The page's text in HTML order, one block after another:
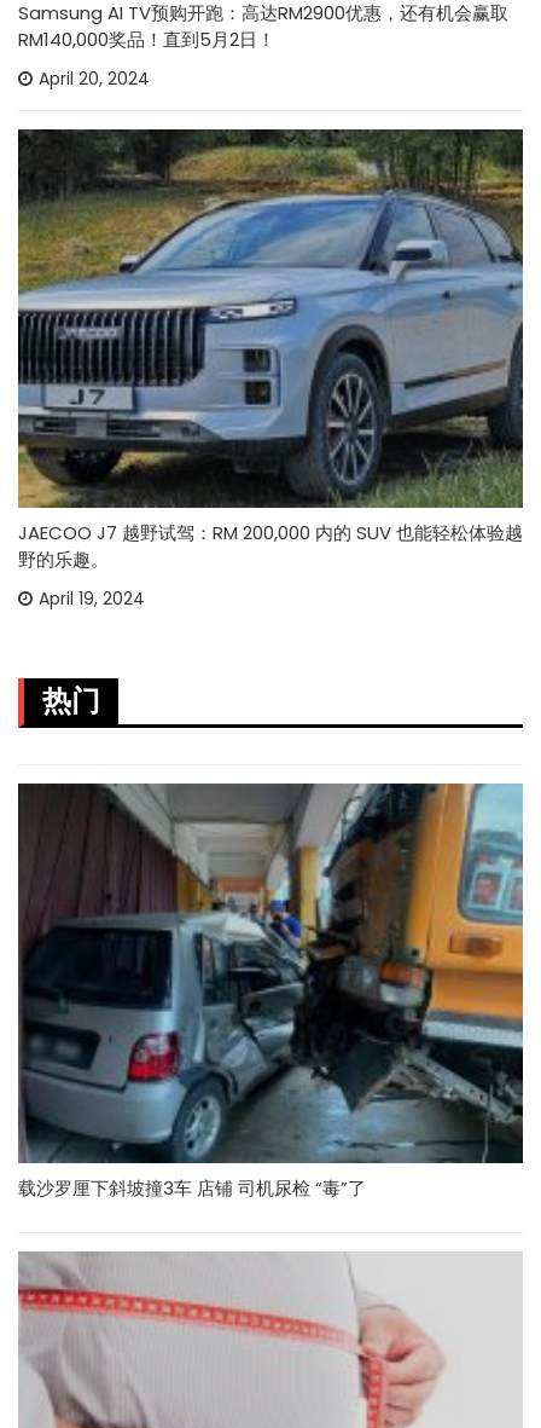
Samsung AI TV预购开跑：高达RM2900优惠，还有机会赢取
RM140,000奖品！直到5月2日！
April 20, 2024
JAECOO J7 越野试驾：RM 200,000 内的 SUV 也能轻松体验越
野的乐趣。
April 19, 2024
热门
载沙罗厘下斜坡撞3车 店铺 司机尿检 “毒”了